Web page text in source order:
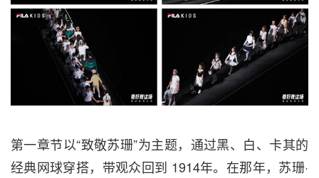
第一章节以“致敬苏珊”为主题，通过黑、白、卡其的
经典网球穿搭，带观众回到 1914年。在那年，苏珊·